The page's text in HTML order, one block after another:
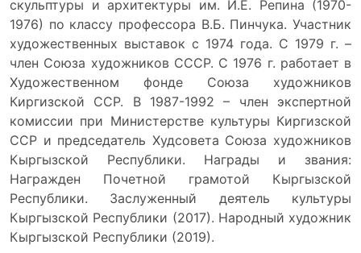
скульптуры и архитектуры им. И.Е. Репина (1970-
1976) по классу профессора В.Б. Пинчука. Участник
художественных выставок с 1974 года. С 1979 г. –
член Союза художников СССР. С 1976 г. работает в
Художественном фонде Союза художников
Киргизской ССР. В 1987-1992 – член экспертной
комиссии при Министерстве культуры Киргизской
ССР и председатель Худсовета Союза художников
Кыргызской Республики. Награды и звания:
Награжден Почетной грамотой Кыргызской
Республики. Заслуженный деятель культуры
Кыргызской Республики (2017). Народный художник
Кыргызской Республики (2019).